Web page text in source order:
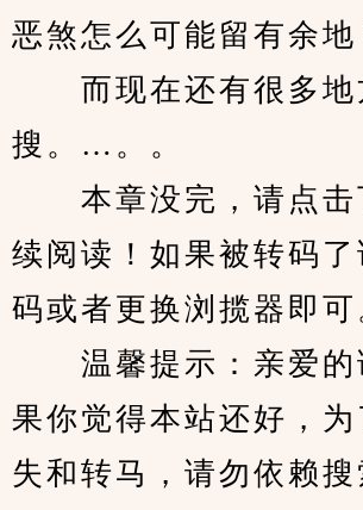
恶煞怎么可能留有余地
而现在还有很多地
搜。…。。
本章没完，请点击
续阅读！如果被转码
码或者更换浏揽器即可
温馨提示：亲爱的
果你觉得本站还好，为
失和转马，请勿依赖搜